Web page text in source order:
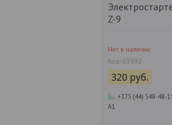
Z-9
Нет в наличии
Код: 03992
320 руб.
+375 (44) 548-48-
А1